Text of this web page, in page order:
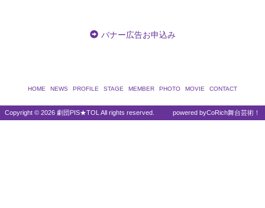
バナー広告お申込み
HOME NEWS PROFILE STAGE MEMBER PHOTO MOVIE CONTACT
Copyright © 2026 劇団PIS★TOL All rights reserved. powered byCoRich舞台芸術！